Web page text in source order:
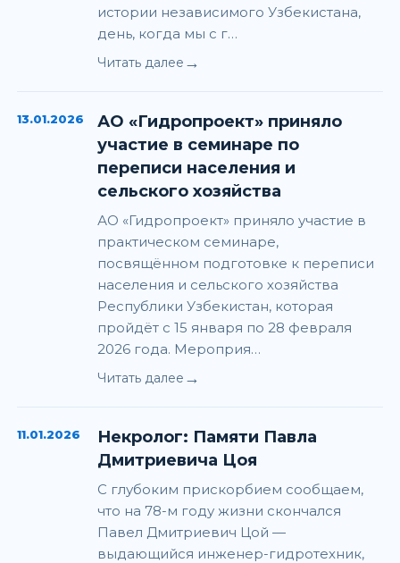
истории независимого Узбекистана,
день, когда мы с г…
Читать далее →
13.01.2026
АО «Гидропроект» приняло
участие в семинаре по
переписи населения и
сельского хозяйства
АО «Гидропроект» приняло участие в
практическом семинаре,
посвящённом подготовке к переписи
населения и сельского хозяйства
Республики Узбекистан, которая
пройдёт с 15 января по 28 февраля
2026 года. Мероприя…
Читать далее →
11.01.2026
Некролог: Памяти Павла
Дмитриевича Цоя
С глубоким прискорбием сообщаем,
что на 78-м году жизни скончался
Павел Дмитриевич Цой —
выдающийся инженер-гидротехник,